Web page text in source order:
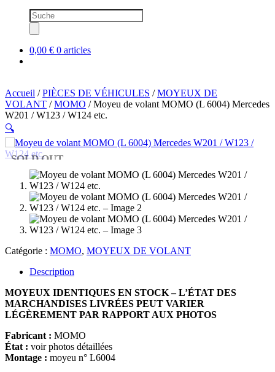
Recherche
de
produits
0,00 € 0 articles
Accueil /PIÈCES DE VÉHICULES /MOYEUX DE
VOLANT /MOMO / Moyeu de volant MOMO (L 6004) Mercedes
W201 / W123 / W124 etc.
🔍
SOLD OUT
Catégorie : MOMO, MOYEUX DE VOLANT
Description
MOYEUX IDENTIQUES EN STOCK – L’ÉTAT DES
MARCHANDISES LIVRÉES PEUT VARIER
LÉGÈREMENT PAR RAPPORT AUX PHOTOS
Fabricant : MOMO
État : voir photos détaillées
Montage : moyeu n° L6004